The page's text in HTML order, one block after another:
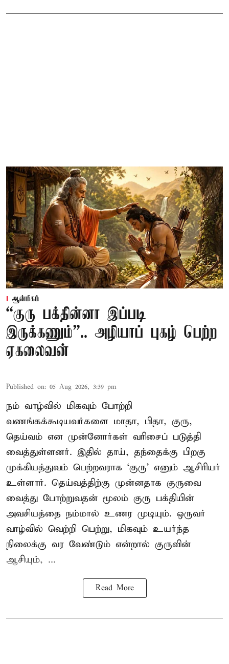
ஆன்மிகம்
“குரு பக்தின்னா இப்படி
இருக்கணும்”.. அழியாப் புகழ் பெற்ற
ஏகலைவன்
Published on: 05 Aug 2026, 3:39 pm
நம் வாழ்வில் மிகவும் போற்றி
வணங்கக்கூடியவர்களை மாதா, பிதா, குரு,
தெய்வம் என முன்னோர்கள் வரிசைப் படுத்தி
வைத்துள்ளனர். இதில் தாய், தந்தைக்கு பிறகு
முக்கியத்துவம் பெற்றவராக ‘குரு’ எனும் ஆசிரியர்
உள்ளார். தெய்வத்திற்கு முன்னதாக குருவை
வைத்து போற்றுவதன் மூலம் குரு பக்தியின்
அவசியத்தை நம்மால் உணர முடியும். ஒருவர்
வாழ்வில் வெற்றி பெற்று, மிகவும் உயர்ந்த
நிலைக்கு வர வேண்டும் என்றால் குருவின்
ஆசியும், ...
Read More